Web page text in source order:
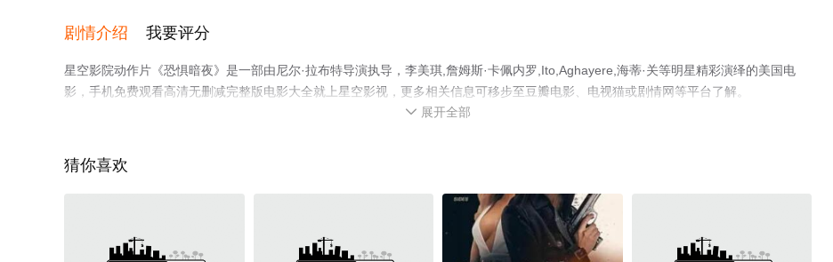
剧情介绍 我要评分
星空影院动作片《恐惧暗夜》是一部由尼尔·拉布特导演执导，李美琪,詹姆斯·卡佩内罗,Ito,Aghayere,海蒂·关等明星精彩演绎的美国电
影，手机免费观看高清无删减完整版电影大全就上星空影视，更多相关信息可移步至豆瓣电影、电视猫或剧情网等平台了解。
 展开全部
猜你喜欢